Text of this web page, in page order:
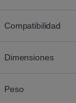
Compatibilidad
Dimensiones
Peso